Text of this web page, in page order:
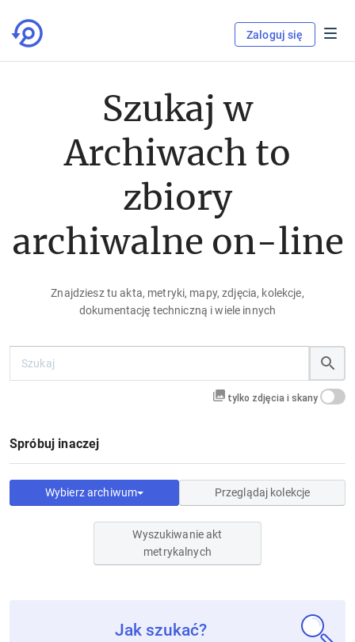
Zaloguj się
Szukaj w
Archiwach to
zbiory
archiwalne on-line
Znajdziesz tu akta, metryki, mapy, zdjęcia, kolekcje,
dokumentację techniczną i wiele innych
tylko zdjęcia i skany
Spróbuj inaczej
Wybierz archiwum Przeglądaj kolekcje
Wyszukiwanie akt
metrykalnych
Jak szukać?